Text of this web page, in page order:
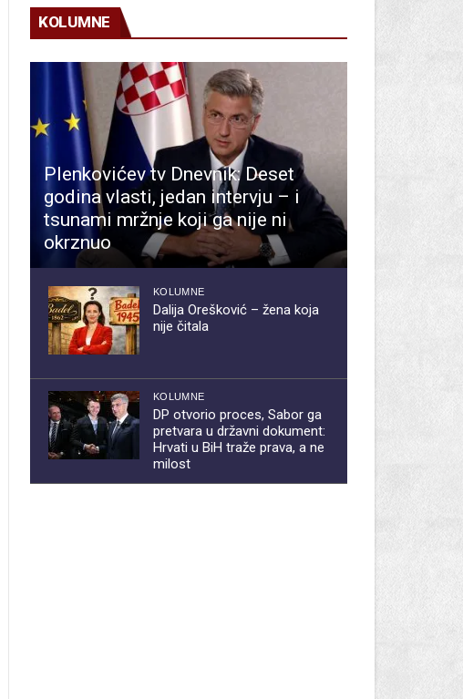
KOLUMNE
Plenkovićev tv Dnevnik: Deset
godina vlasti, jedan intervju – i
tsunami mržnje koji ga nije ni
okrznuo
KOLUMNE
Dalija Orešković – žena koja
nije čitala
KOLUMNE
DP otvorio proces, Sabor ga
pretvara u državni dokument:
Hrvati u BiH traže prava, a ne
milost